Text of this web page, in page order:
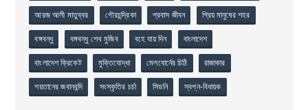
আরজ আলী মাতুব্বর গৌরচন্দ্রিকা প্রবাস জীবন প্রিয় মানুষের শহর
বঙ্গবন্ধু বঙ্গবন্ধু শেখ মুজিব বহে যায় দিন বাংলাদেশ
বাংলাদেশ ক্রিকেট মুক্তিযোদ্ধা মেলবোর্নের চিঠি রাজাকার
শয়তানের জবানবন্দি সংস্কৃতির চর্চা সিডনি স্বপ্ন-বিধায়ক